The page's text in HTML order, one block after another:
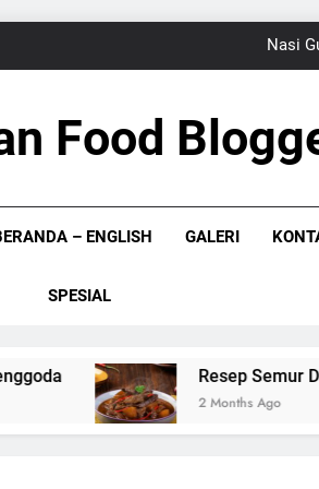
Nasi
Resep Rangi
Nasi
Food
– ENGLISH GALERI
SPESIAL
Resep Semur Daging Betawi
2 Months Ago